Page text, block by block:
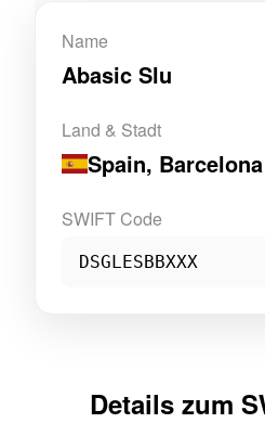
Name
Abasic Slu
Land & Stadt
Spain, Barcelona
SWIFT Code
DSGLESBBXXX
Details zum